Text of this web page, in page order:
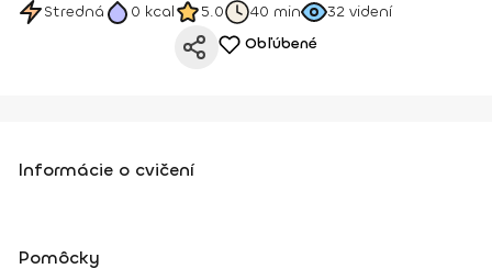
Stredná 0 kcal 5.0 40 min 32 videní
Obľúbené
Informácie o cvičení
Pomôcky